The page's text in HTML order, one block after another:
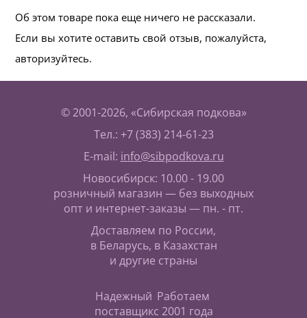
Об этом товаре пока еще ничего не рассказали.
Если вы хотите оставить свой отзыв, пожалуйста,
авторизуйтесь.
© 2001-2026, «Сибирская подкова»
Тел.: +7 (383) 214-61-23
E-mail: info@sibpodkova.ru
Новосибирск: 10.00 - 19.00
розничный магазин — без выходных
опт и интернет-заказы — пн. - пт.
Доставляем по России,
в Беларусь, в Казахстан
и другие страны
Надежный
поставщик
Работаем
с 2001 года